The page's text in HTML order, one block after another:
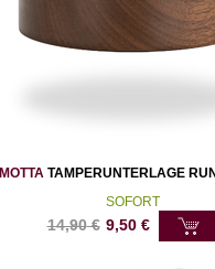
MOTTATAMPERUNTERLAGE
SOFORT
14,90€ 9,50€